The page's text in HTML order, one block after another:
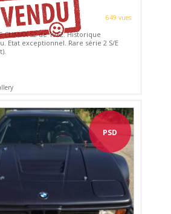
649 vues
CLIMAX S2 de 1962. Historique
Etat exceptionnel. Rare série 2 S/E
PSD